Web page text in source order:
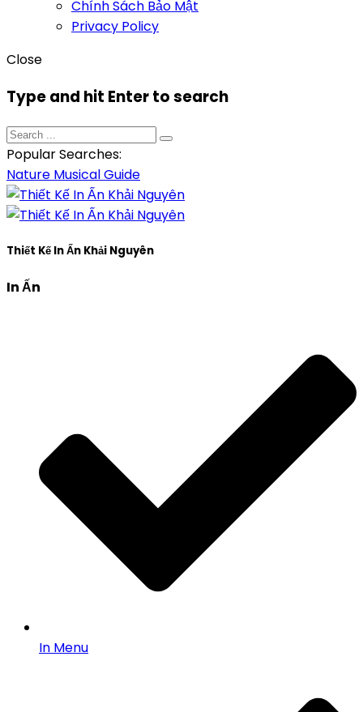
Chính Sách Bảo Mật
Privacy Policy
Close
Type and hit Enter to search
Popular Searches:
Nature MusicalGuide
Thiết Kế In Ấn Khải Nguyên
In Ấn
In Menu